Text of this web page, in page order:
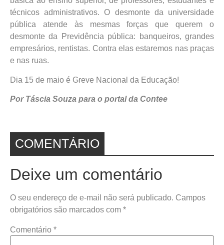
técnicos administrativos. O desmonte da universidade
pública atende às mesmas forças que querem o
desmonte da Previdência pública: banqueiros, grandes
empresários, rentistas. Contra elas estaremos nas praças
e nas ruas.
Dia 15 de maio é Greve Nacional da Educação!
Por Táscia Souza para o portal da Contee
COMENTÁRIO
Deixe um comentário
O seu endereço de e-mail não será publicado. Campos
obrigatórios são marcados com *
Comentário *